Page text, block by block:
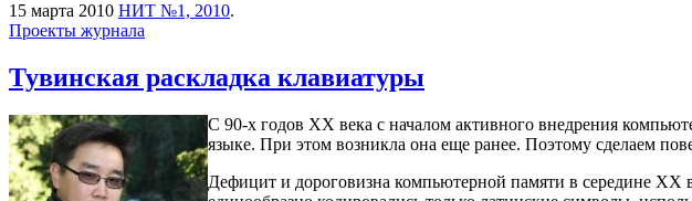
15 марта 2010 НИТ №1, 2010.
Проекты журнала
Тувинская раскладка клавиатуры
С 90-х годов XX века с началом активного внедрения
языке. При этом возникла она еще ранее. Поэтому сделаем
Дефицит и дороговизна компьютерной памяти в середине ХХ